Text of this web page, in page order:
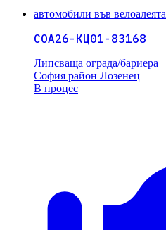
автомобили във велоалеята
СОА26-КЦ01-83168
Липсваща ограда/бариера
София район Лозенец
В процес